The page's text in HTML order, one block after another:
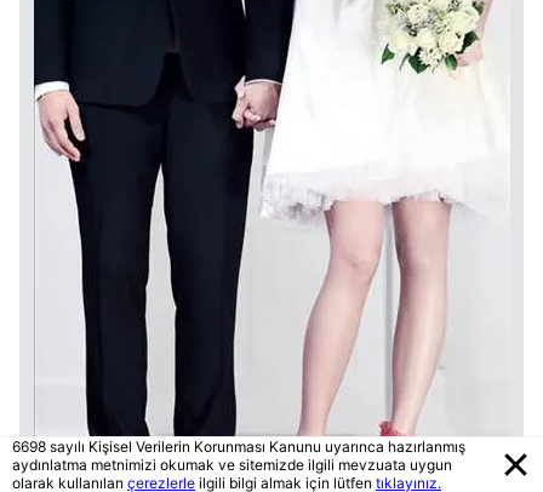
6698 sayılı Kişisel Verilerin Korunması Kanunu uyarınca hazırlanmış
aydınlatma metnimizi okumak ve sitemizde ilgili mevzuata uygun
olarak kullanılan çerezlerle ilgili bilgi almak için lütfen tıklayınız.